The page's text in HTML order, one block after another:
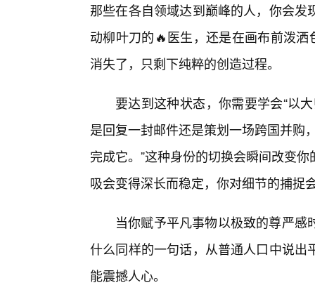
那些在各自领域达到巅峰的人，你会
动柳叶刀的🔥医生，还是在画布前泼
消失了，只剩下纯粹的创造过程。
要达到这种状态，你需要学会“以
是回复一封邮件还是策划一场跨国并购
完成它。”这种身份的切换会瞬间改变
吸会变得深长而稳定，你对细节的捕捉
当你赋予平凡事物以极致的尊严
什么同样的一句话，从普通人口中说
能震撼人心。